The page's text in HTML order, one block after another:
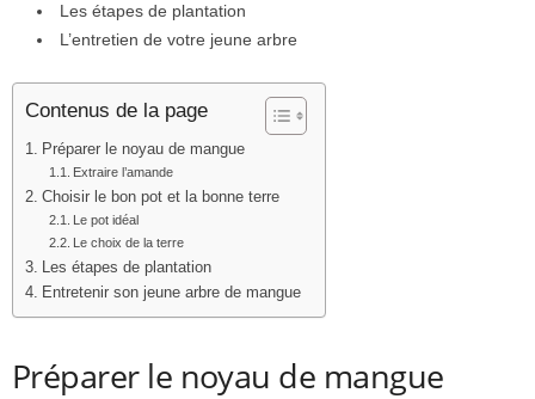
Les étapes de plantation
L’entretien de votre jeune arbre
Contenus de la page
Préparer le noyau de mangue
Extraire l’amande
Choisir le bon pot et la bonne terre
Le pot idéal
Le choix de la terre
Les étapes de plantation
Entretenir son jeune arbre de mangue
Préparer le noyau de mangue